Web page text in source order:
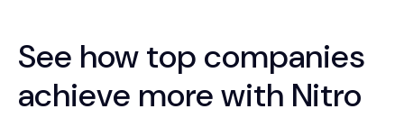
See how top companies
achieve more with Nitro